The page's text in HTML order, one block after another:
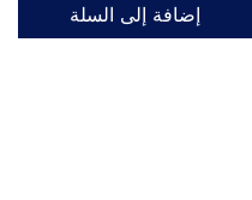
إضافة إلى السلة